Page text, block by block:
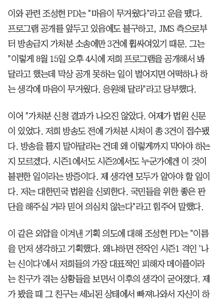
이와 관련 조성현 PD는 "마음이 무거웠다"라고 운을 뗐다.
프로그램 공개를 앞두고 있음에도 불구하고, JMS 측으로부
터 방송금지 가처분 소송에만 3건에 휩싸여있기 때문. 그는
"이렇게 8월 15일 오후 4시에 저희 프로그램을 공개해서 봐
달라고 했는데 막상 공개 못하는 일이 벌어지면 어떡하나 하
는 생각에 마음이 무거웠다. 응원해 달라"라고 당부했다.
이어 "가처분 신청 결과가 나오진 않았다. 어제가 법원 신문
이 있었다. 저희 방송도 전에 가처분 시처이 총 3건이 접수됐
다. 방송을 틀지 말아달라는 건데 왜 이렇게까지 막아야 하는
지 모르겠다. 시즌1에서도 시즌2에서도 누군가에겐 이 것이
불편한 일이라는 방증이다. 제 생각엔 모두가 알아야 할 일이
다. 저는 대한민국 법원을 신뢰한다. 국민들을 위한 좋은 판
단을 해주실 거라 믿어 의심치 않는다"라고 힘주어 말했다.
이 같은 외압을 이겨낸 기획 의도에 대해 조성현 PD는 "이름
을 먼저 생각하고 기획했다. 왜냐하면 전작인 시즌1 격인 '나
는 신이다'에서 저희들의 가장 대표적인 피해자 메이플이라
는 친구가 겪는 상황들을 보면서 이후의 생각이 굳어졌다. 제
가 봤을 때 그 친구는 세뇌된 상태에서 빠져나와서 자신이 하